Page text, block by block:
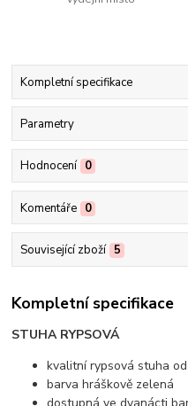
Kompletní specifikace
Parametry
Hodnocení 0
Komentáře 0
Související zboží 5
Kompletní specifikace
STUHA RYPSOVÁ
kvalitní rypsová stuha
barva hráškově zelená